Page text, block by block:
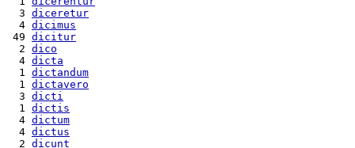
  3
diceretur
  4
dicimus
49 dicitur
  2
dico
  4
dicta
  1
dictandum
  1
dictavero
  3
dicti
  1
dictis
  4
dictum
  4
dictus
  2
dicunt